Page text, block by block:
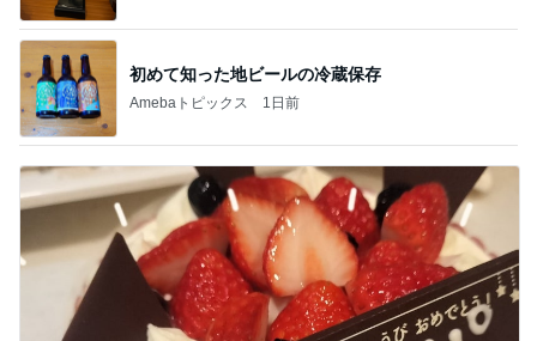
初めて知った地ビールの冷蔵保存
Amebaトピックス 1日前